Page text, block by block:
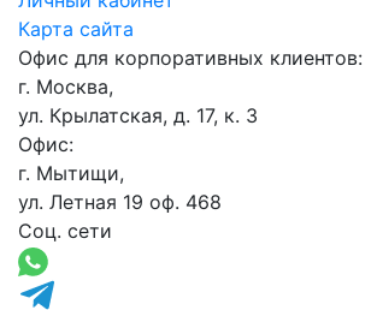
Карта сайта
Офис для корпоративных клиентов:
г. Москва,
ул. Крылатская, д. 17, к. 3
Офис:
г. Мытищи,
ул. Летная 19 оф. 468
Соц. сети